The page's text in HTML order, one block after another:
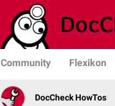
Community Flexikon
DocCheck HowTos